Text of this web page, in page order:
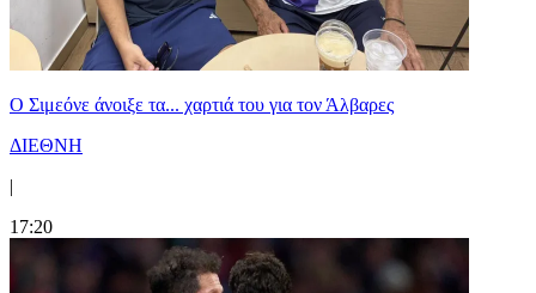
Ο Σιμεόνε άνοιξε τα... χαρτιά του για τον Άλβαρες
ΔΙΕΘΝΗ
|
17:20